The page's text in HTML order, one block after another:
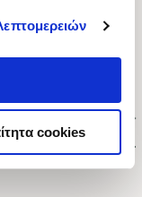
cookies
79